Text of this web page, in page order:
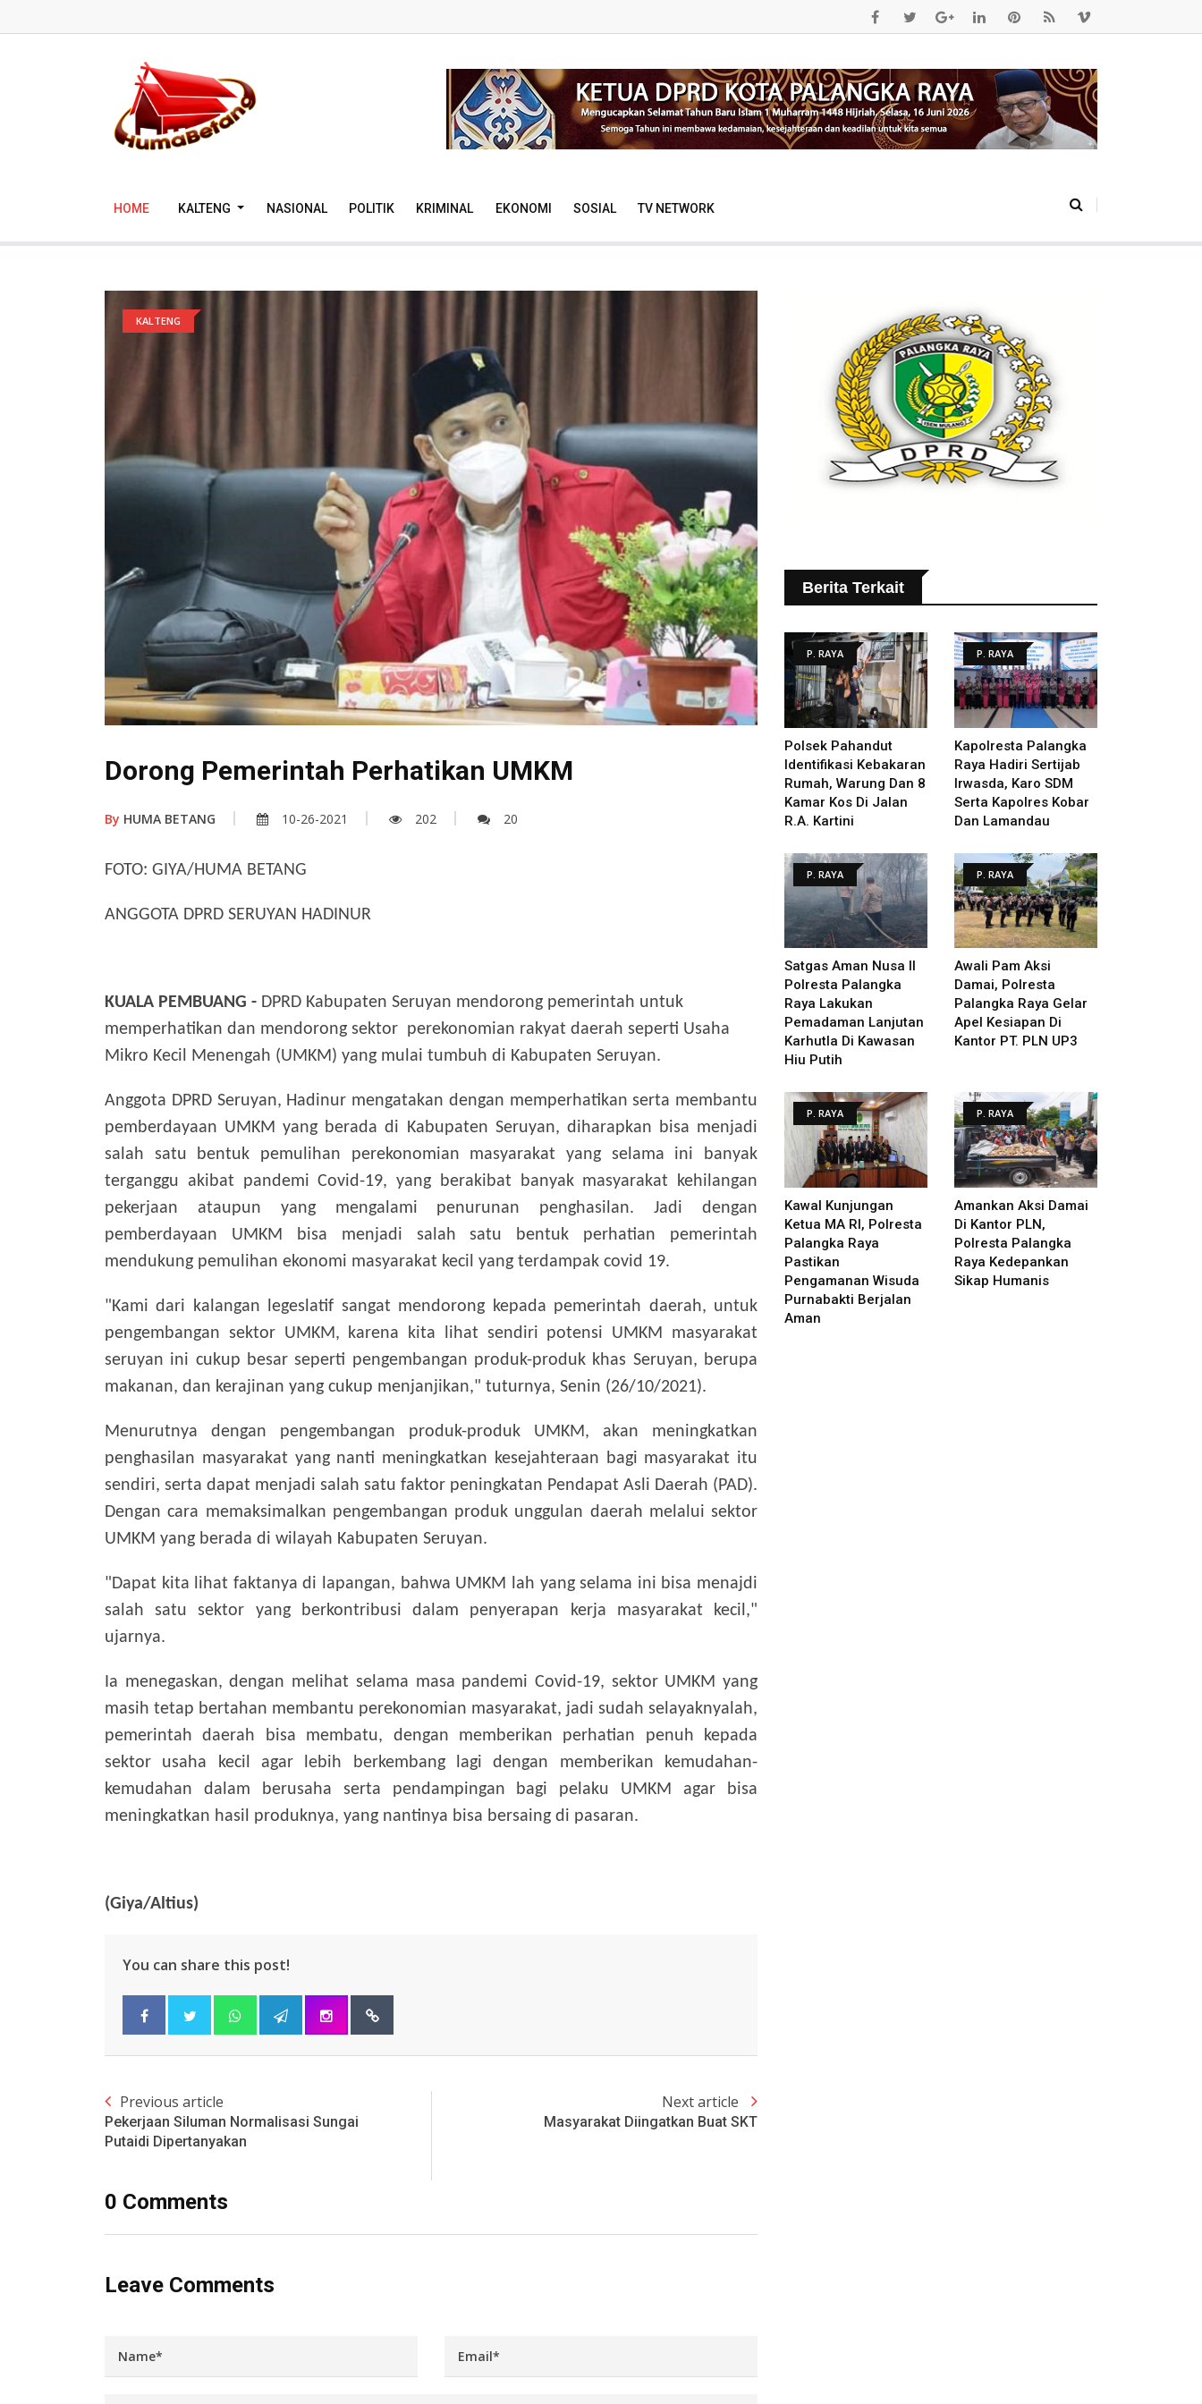
HOME KALTENG NASIONAL POLITIK KRIMINAL EKONOMI SOSIAL TV NETWORK
KALTENG
Dorong Pemerintah Perhatikan UMKM
By HUMA BETANG 10-26-2021 202 20
FOTO: GIYA/HUMA BETANG
ANGGOTA DPRD SERUYAN HADINUR
KUALA PEMBUANG - DPRD Kabupaten Seruyan mendorong pemerintah untuk
memperhatikan dan mendorong sektor perekonomian rakyat daerah seperti Usaha
Mikro Kecil Menengah (UMKM) yang mulai tumbuh di Kabupaten Seruyan.
Anggota DPRD Seruyan, Hadinur mengatakan dengan memperhatikan serta membantu
pemberdayaan UMKM yang berada di Kabupaten Seruyan, diharapkan bisa menjadi
salah satu bentuk pemulihan perekonomian masyarakat yang selama ini banyak
terganggu akibat pandemi Covid-19, yang berakibat banyak masyarakat kehilangan
pekerjaan ataupun yang mengalami penurunan penghasilan. Jadi dengan
pemberdayaan UMKM bisa menjadi salah satu bentuk perhatian pemerintah
mendukung pemulihan ekonomi masyarakat kecil yang terdampak covid 19.
"Kami dari kalangan legeslatif sangat mendorong kepada pemerintah daerah, untuk
pengembangan sektor UMKM, karena kita lihat sendiri potensi UMKM masyarakat
seruyan ini cukup besar seperti pengembangan produk-produk khas Seruyan, berupa
makanan, dan kerajinan yang cukup menjanjikan," tuturnya, Senin (26/10/2021).
Menurutnya dengan pengembangan produk-produk UMKM, akan meningkatkan
penghasilan masyarakat yang nanti meningkatkan kesejahteraan bagi masyarakat itu
sendiri, serta dapat menjadi salah satu faktor peningkatan Pendapat Asli Daerah (PAD).
Dengan cara memaksimalkan pengembangan produk unggulan daerah melalui sektor
UMKM yang berada di wilayah Kabupaten Seruyan.
"Dapat kita lihat faktanya di lapangan, bahwa UMKM lah yang selama ini bisa menajdi
salah satu sektor yang berkontribusi dalam penyerapan kerja masyarakat kecil,"
ujarnya.
Ia menegaskan, dengan melihat selama masa pandemi Covid-19, sektor UMKM yang
masih tetap bertahan membantu perekonomian masyarakat, jadi sudah selayaknyalah,
pemerintah daerah bisa membatu, dengan memberikan perhatian penuh kepada
sektor usaha kecil agar lebih berkembang lagi dengan memberikan kemudahan-
kemudahan dalam berusaha serta pendampingan bagi pelaku UMKM agar bisa
meningkatkan hasil produknya, yang nantinya bisa bersaing di pasaran.
(Giya/Altius)
You can share this post!
Previous article
Pekerjaan Siluman Normalisasi Sungai
Putaidi Dipertanyakan
Next article
Masyarakat Diingatkan Buat SKT
0 Comments
Leave Comments
Berita Terkait
P. RAYA
Polsek Pahandut
Identifikasi Kebakaran
Rumah, Warung Dan 8
Kamar Kos Di Jalan
R.A. Kartini
P. RAYA
Kapolresta Palangka
Raya Hadiri Sertijab
Irwasda, Karo SDM
Serta Kapolres Kobar
Dan Lamandau
P. RAYA
Satgas Aman Nusa II
Polresta Palangka
Raya Lakukan
Pemadaman Lanjutan
Karhutla Di Kawasan
Hiu Putih
P. RAYA
Awali Pam Aksi
Damai, Polresta
Palangka Raya Gelar
Apel Kesiapan Di
Kantor PT. PLN UP3
P. RAYA
Kawal Kunjungan
Ketua MA RI, Polresta
Palangka Raya
Pastikan
Pengamanan Wisuda
Purnabakti Berjalan
Aman
P. RAYA
Amankan Aksi Damai
Di Kantor PLN,
Polresta Palangka
Raya Kedepankan
Sikap Humanis